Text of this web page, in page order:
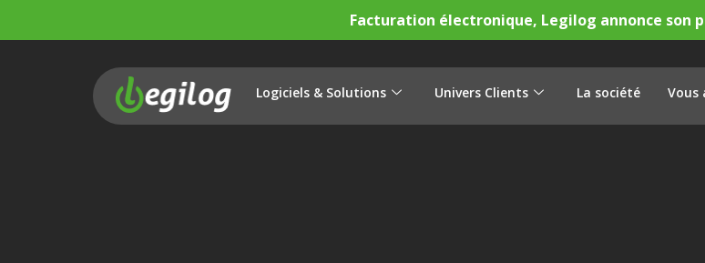
Facturation électronique, Legilog annonce son
Logiciels & Solutions Univers Clients La société Vous